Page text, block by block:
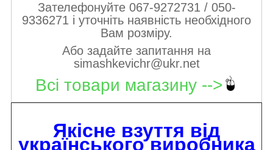
Зателефонуйте 067-9272731 / 050-
9336271 і уточніть наявність необхідного
Вам розміру.
Або задайте запитання на
simashkevichr@ukr.net
Всі товари магазину -->
Якісне взуття від
українського виробника